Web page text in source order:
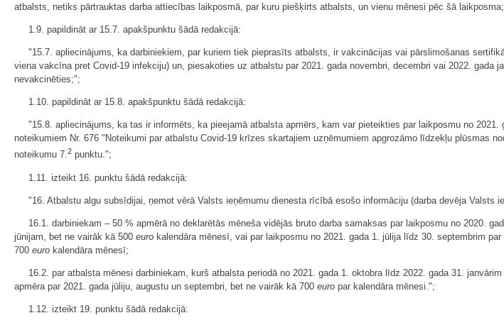
atbalsts, netiks pārtrauktas darba attiecības laikposmā, par kuru piešķirts atbalsts, un vienu mēnesi pēc šā
1.9. papildināt ar 15.7. apakšpunktu šādā redakcijā:
"15.7. apliecinājums, ka darbiniekiem, par kuriem tiek pieprasīts atbalsts, ir vakcinācijas vai pārslimošanas
viena vakcīna pret Covid-19 infekciju) un, piesakoties uz atbalstu par 2021. gada novembri, decembri vai 2022.
nevakcinēties;";
1.10. papildināt ar 15.8. apakšpunktu šādā redakcijā:
"15.8. apliecinājums, ka tas ir informēts, ka pieejamā atbalsta apmērs, kam var pieteikties par laikposmu no
noteikumiem Nr. 676 "Noteikumi par atbalstu Covid-19 krīzes skartajiem uzņēmumiem apgrozāmo līdzekļu plūsmas
noteikumu 7.2 punktu.";
1.11. izteikt 16. punktu šādā redakcijā:
"16. Atbalstu algu subsīdijai, ņemot vērā Valsts ieņēmumu dienesta rīcībā esošo informāciju (darba devēja Valsts
16.1. darbiniekam – 50 % apmērā no deklarētās mēneša vidējās bruto darba samaksas par laikposmu no 2020.
jūnijam, bet ne vairāk kā 500 euro kalendāra mēnesī, vai par laikposmu no 2021. gada 1. jūlija līdz 30. septembrim
700 euro kalendāra mēnesī;
16.2. par atbalsta mēnesi darbiniekam, kurš atbalsta periodā no 2021. gada 1. oktobra līdz 2022. gada 31.
apmēra par 2021. gada jūliju, augustu un septembri, bet ne vairāk kā 700 euro par kalendāra mēnesi.";
1.12. izteikt 19. punktu šādā redakcijā: